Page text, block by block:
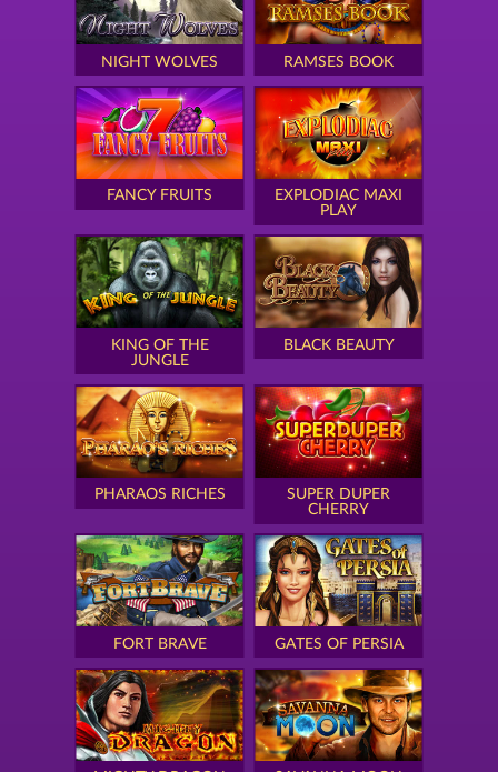
NIGHT WOLVES RAMSES BOOK
FANCY FRUITS
EXPLODIAC MAXI
PLAY
KING OF THE
JUNGLE
BLACK BEAUTY
PHARAOS RICHES
SUPER DUPER
CHERRY
FORT BRAVE GATES OF PERSIA